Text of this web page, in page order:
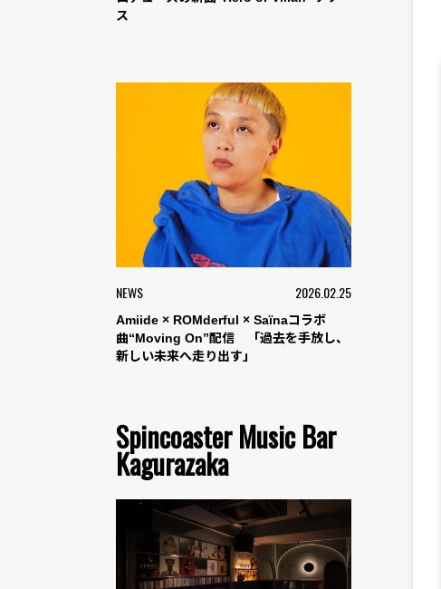
ス
NEWS 2026.02.25
Amiide × ROMderful × Saïnaコラボ
曲“Moving On”配信 「過去を手放し、
新しい未来へ走り出す」
Spincoaster Music Bar
Kagurazaka